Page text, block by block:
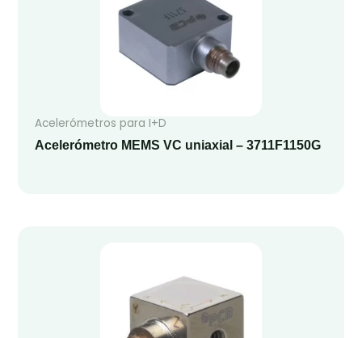
Acelerómetros para I+D
Acelerómetro MEMS VC uniaxial – 3711F1150G